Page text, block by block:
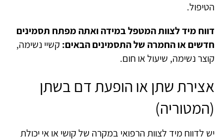
הטיפול.
דווח מיד לצוות המטפל במידה ואתה מפתח תסמינים
חדשים או החמרה של התסמינים הבאים: קשיי נשימה,
קוצר נשימה, שיעול או חום.
אצירת שתן או הופעת דם בשתן
(המטוריה)
יש לדווח מיד לצוות הרפואי במקרה של קושי או אי יכולת